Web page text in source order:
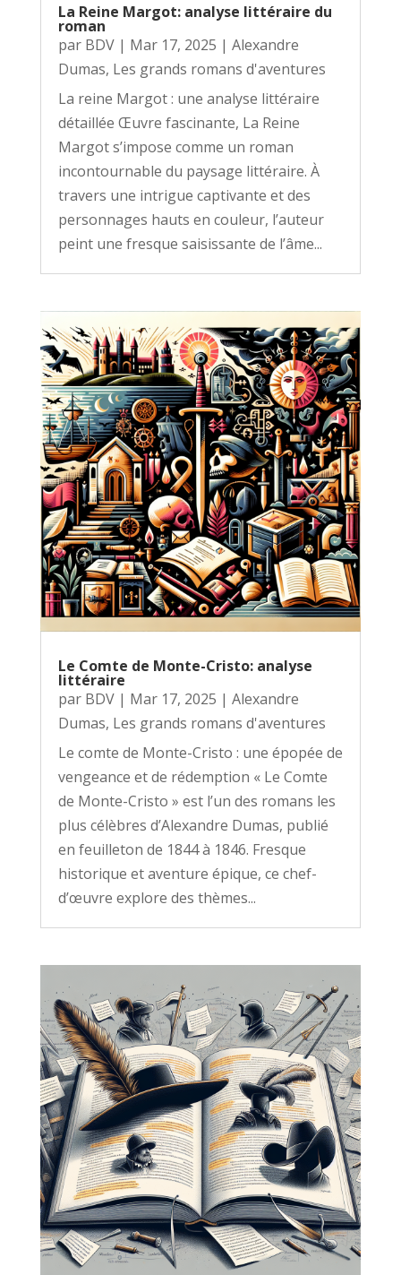
La Reine Margot: analyse littéraire du
roman
par BDV| Mar 17, 2025 | Alexandre
Dumas, Les grands romans d'aventures
La reine Margot : une analyse littéraire
détaillée Œuvre fascinante, La Reine
Margot s’impose comme un roman
incontournable du paysage littéraire. À
travers une intrigue captivante et des
personnages hauts en couleur, l’auteur
peint une fresque saisissante de l’âme...
Le Comte de Monte-Cristo: analyse
littéraire
par BDV| Mar 17, 2025 | Alexandre
Dumas, Les grands romans d'aventures
Le comte de Monte-Cristo : une épopée de
vengeance et de rédemption « Le Comte
de Monte-Cristo » est l’un des romans les
plus célèbres d’Alexandre Dumas, publié
en feuilleton de 1844 à 1846. Fresque
historique et aventure épique, ce chef-
d’œuvre explore des thèmes...